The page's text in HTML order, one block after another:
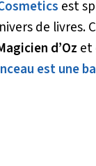
est
de livres.
d’Oz et
est une